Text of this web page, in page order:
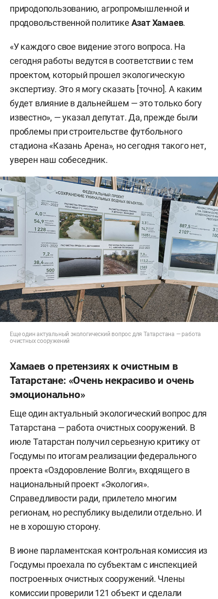
природопользованию, агропромышленной и
продовольственной политике Азат Хамаев.
«У каждого свое видение этого вопроса. На
сегодня работы ведутся в соответствии с тем
проектом, который прошел экологическую
экспертизу. Это я могу сказать [точно]. А каким
будет влияние в дальнейшем — это только богу
известно», — указал депутат. Да, прежде были
проблемы при строительстве футбольного
стадиона «Казань Арена», но сегодня такого нет,
уверен наш собеседник.
Еще один актуальный экологический вопрос для Татарстана — работа
очистных сооружений
Хамаев о претензиях к очистным в
Татарстане: «Очень некрасиво и очень
эмоционально»
Еще один актуальный экологический вопрос для
Татарстана — работа очистных сооружений. В
июле Татарстан получил серьезную критику от
Госдумы по итогам реализации федерального
проекта «Оздоровление Волги», входящего в
национальный проект «Экология».
Справедливости ради, прилетело многим
регионам, но республику выделили отдельно. И
не в хорошую сторону.
В июне парламентская контрольная комиссия из
Госдумы проехала по субъектам с инспекцией
построенных очистных сооружений. Члены
комиссии проверили 121 объект и сделали